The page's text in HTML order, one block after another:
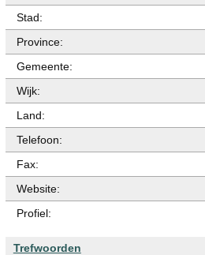
Stad:
Province:
Gemeente:
Wijk:
Land:
Telefoon:
Fax:
Website:
Profiel:
Trefwoorden